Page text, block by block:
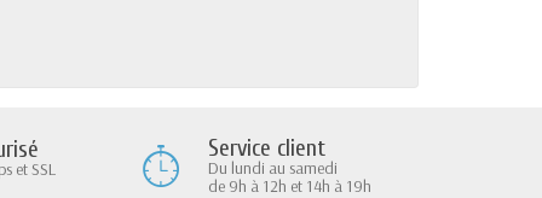
et SSL
Service client
Du lundi au samedi
de 9h à 12h et 14h à 19h